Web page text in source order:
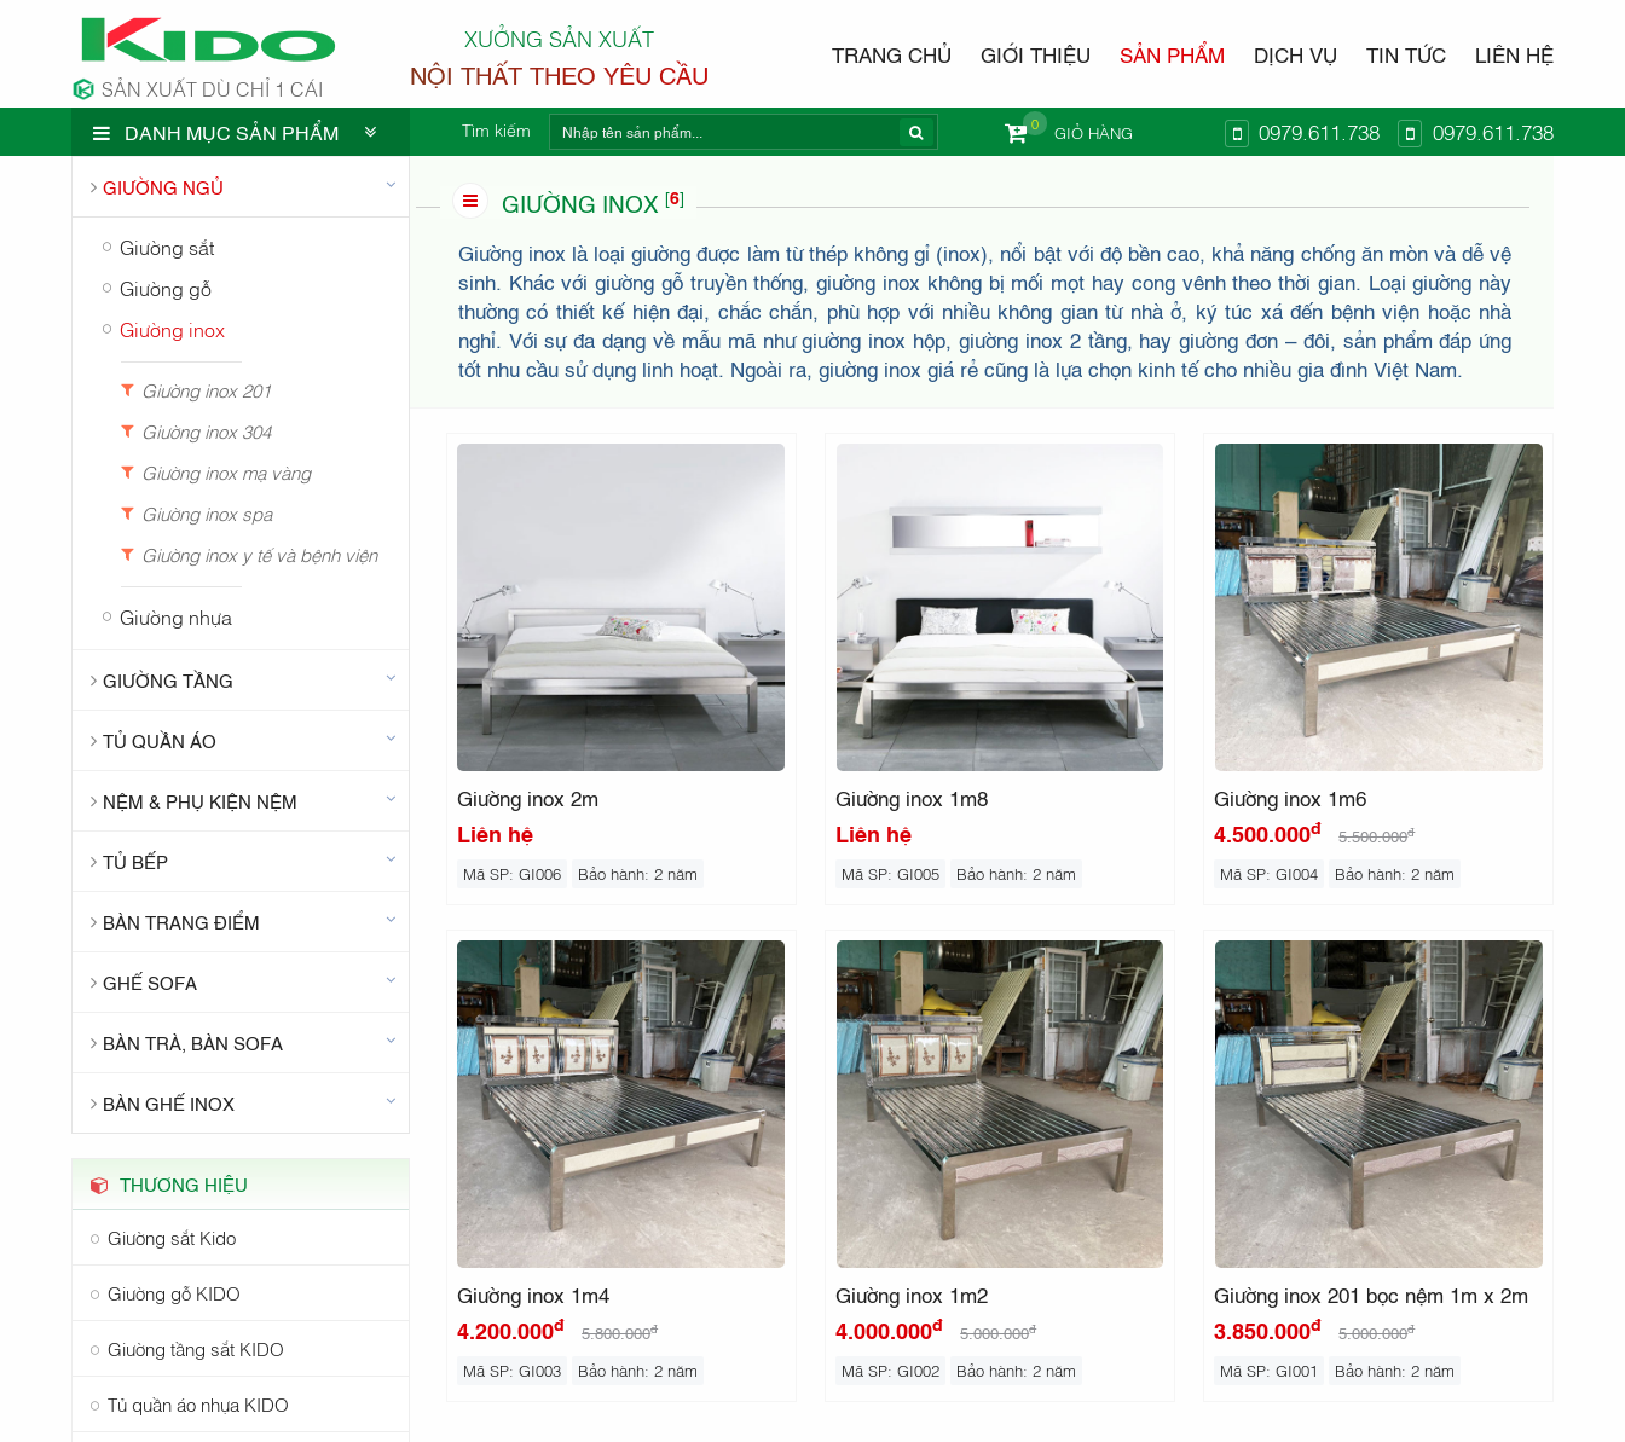
SẢN XUẤT DÙ CHỈ 1 CÁI
XƯỞNG SẢN XUẤT
NỘI THẤT THEO YÊU CẦU
TRANG CHỦ GIỚI THIỆU SẢN PHẨM DỊCH VỤ TIN TỨC LIÊN HỆ
DANH MỤC SẢN PHẨM Tìm kiếm GIỎ HÀNG
0 0979.611.738 0979.611.738
CÔNG TY NỘI THẤT KIDO
GIƯỜNG NGỦ
Giường sắt
Giường gỗ
Giường inox
Giường inox 201
Giường inox 304
Giường inox mạ vàng
Giường inox spa
Giường inox y tế và bệnh viện
Giường nhựa
GIƯỜNG TẦNG
TỦ QUẦN ÁO
NỆM & PHỤ KIỆN NỆM
TỦ BẾP
BÀN TRANG ĐIỂM
GHẾ SOFA
BÀN TRÀ, BÀN SOFA
BÀN GHẾ INOX
THƯƠNG HIỆU
Giường sắt Kido
Giường gỗ KIDO
Giường tầng sắt KIDO
Tủ quần áo nhựa KIDO
GIƯỜNG INOX [6]
Giường inox là loại giường được làm từ thép không gỉ (inox), nổi bật với độ bền cao, khả năng chống ăn mòn và dễ vệ
sinh. Khác với giường gỗ truyền thống, giường inox không bị mối mọt hay cong vênh theo thời gian. Loại giường này
thường có thiết kế hiện đại, chắc chắn, phù hợp với nhiều không gian từ nhà ở, ký túc xá đến bệnh viện hoặc nhà
nghỉ. Với sự đa dạng về mẫu mã như giường inox hộp, giường inox 2 tầng, hay giường đơn – đôi, sản phẩm đáp ứng
tốt nhu cầu sử dụng linh hoạt. Ngoài ra, giường inox giá rẻ cũng là lựa chọn kinh tế cho nhiều gia đình Việt Nam.
Giường inox 2m
Liên hệ
Mã SP: GI006 Bảo hành: 2 năm
Giường inox 1m8
Liên hệ
Mã SP: GI005 Bảo hành: 2 năm
Giường inox 1m6
4.500.000đ 5.500.000đ
Mã SP: GI004 Bảo hành: 2 năm
Giường inox 1m4
4.200.000đ 5.800.000đ
Mã SP: GI003 Bảo hành: 2 năm
Giường inox 1m2
4.000.000đ 5.000.000đ
Mã SP: GI002 Bảo hành: 2 năm
Giường inox 201 bọc nệm 1m x 2m
3.850.000đ 5.000.000đ
Mã SP: GI001 Bảo hành: 2 năm